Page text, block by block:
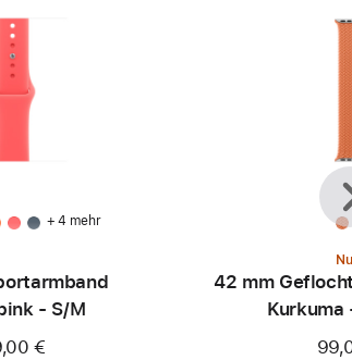
+ 4 mehr
- S/M
€
42 mm
Kurkuma